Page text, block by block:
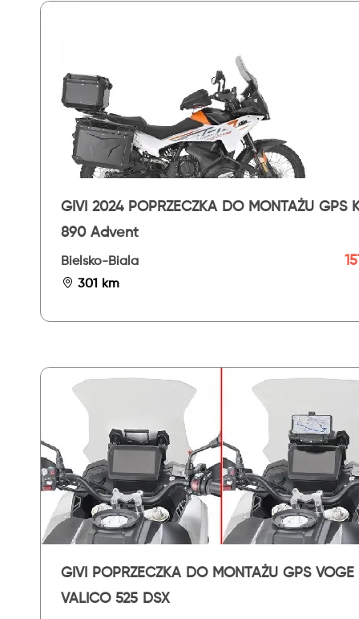
GIVI 2024 POPRZECZKA DO MONTAŻU GPS
890 Advent
Bielsko-Biala
301 km
GIVI POPRZECZKA DO MONTAŻU GPS VOGE
VALICO 525 DSX